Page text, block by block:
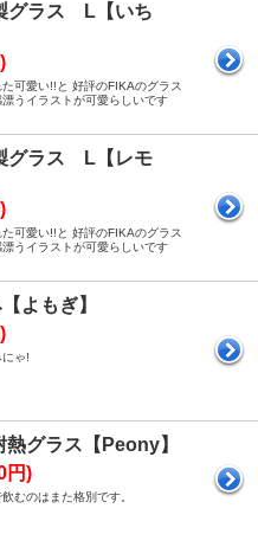
グラス L【いち
可愛い!!と 好評のFIKAのグラス
うイラストが可愛らしいです
グラス L【レモ
可愛い!!と 好評のFIKAのグラス
うイラストが可愛らしいです
よもぎ】
ゃ!
グラス【Peony】
円)
むのはまた格別です。